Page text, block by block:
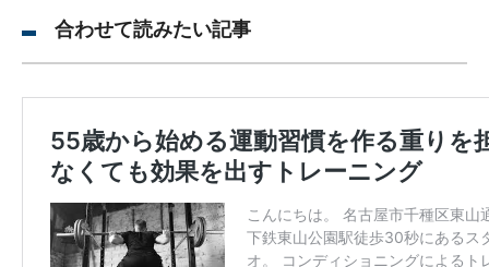
合わせて読みたい記事